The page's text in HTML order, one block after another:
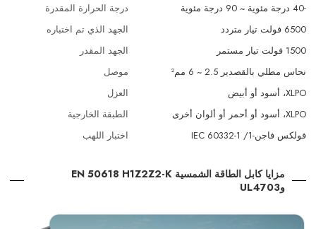
درجة الحرارة المقدرة
-40 درجة مئوية ~ 90 درجة مئوية
الجهد الذي تم اختباره
6500 فولت تيار متردد
الجهد المقدر
1500 فولت تيار مستمر
موصل
نحاس مطلي بالقصدير 2.5 ~ 6 مم²
العزل
XLPO، أسود أو أبيض
الطبقة الخارجية
XLPO، أسود أو أحمر أو ألوان أخرى
اختبار اللهب
فولكس فاجن-1/ IEC 60332-1
مزايا كابل الطاقة الشمسية EN 50618 H1Z2Z2-K
وUL4703